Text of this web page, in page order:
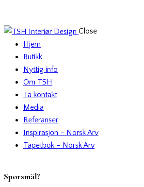
Close
Hjem
Butikk
Nyttig info
Om TSH
Ta kontakt
Media
Referanser
Inspirasjon – Norsk Arv
Tapetbok – Norsk Arv
Spørsmål?